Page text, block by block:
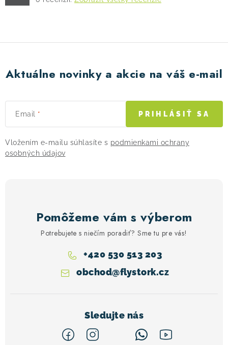
c
p
v
k
y
ý
p
i
Aktuálne novinky a akcie na váš e-mail
Email
Vložením e-mailu súhlasíte s podmienkami ochrany
osobných údajov
PRIHLÁSIŤ SA
Pomôžeme vám s výberom
Potrebujete s niečím poradiť? Sme tu pre vás!
obchod@flystork.cz
+420 530 513 203